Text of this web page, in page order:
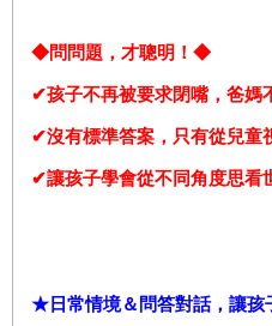
◆問問題，才聰明！◆
✔孩子不再被要求閉嘴，爸媽
✔沒有標準答案，只有從兒童
✔讓孩子學會從不同角度思看
★日常情境＆問答對話，讓孩